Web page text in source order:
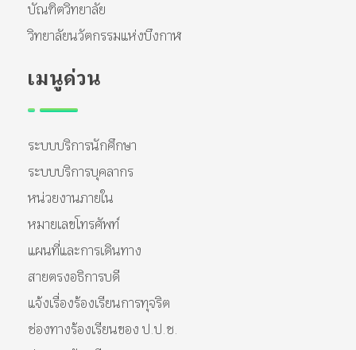
บัณฑิตวิทยาลัย
วิทยาลัยนวัตกรรมแห่งบึงกาฬ
เมนูด่วน
ระบบบริการนักศึกษา
ระบบบริการบุคลากร
หน่วยงานภายใน
หมายเลขโทรศัพท์
แผนที่และการเดินทาง
สายตรงอธิการบดี
แจ้งเรื่องร้องเรียนการทุจริต
ช่องทางร้องเรียนของ ป.ป.ช.